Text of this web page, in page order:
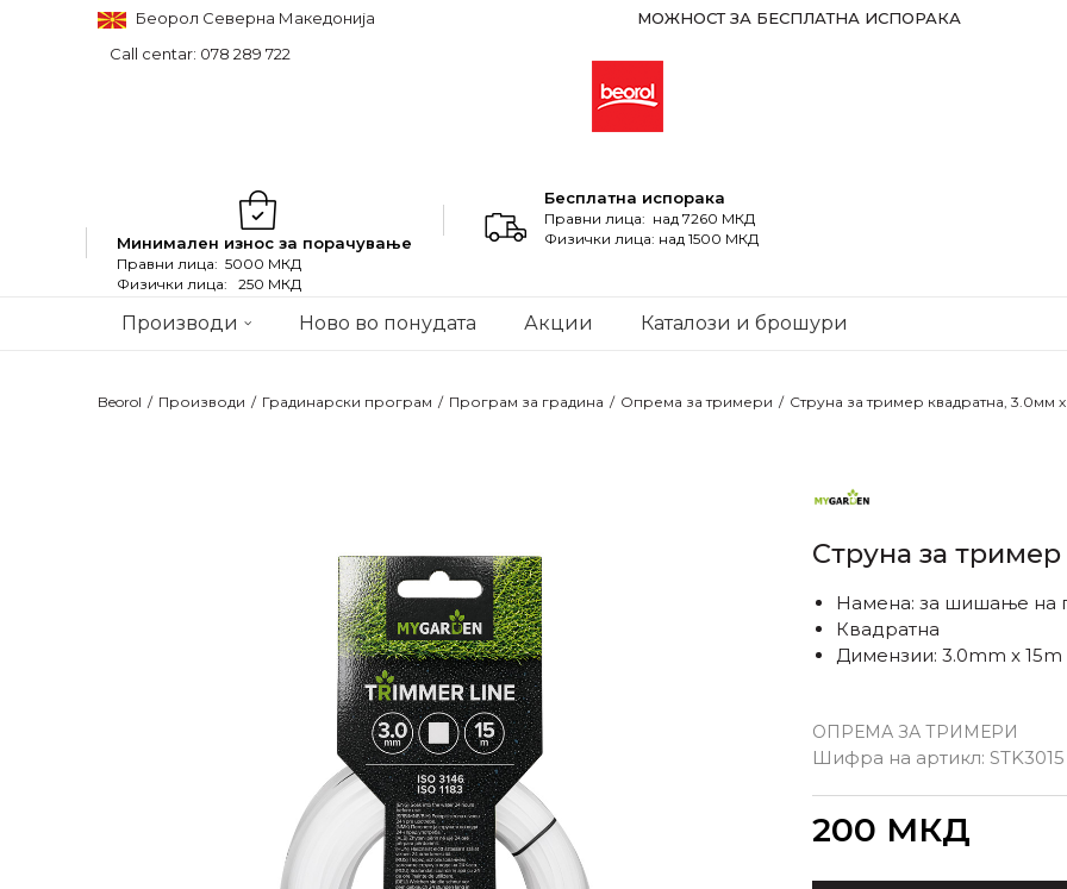
Беорол Северна Македонија
Call centar: 078 289 722
МОЖНОСТ ЗА БЕСПЛАТНА ИСПОРАКА
Минимален износ за порачување
Правни лица: 5000 МКД
Физички лица: 250 МКД
Бесплатна испорака
Правни лица: над 7260 МКД
Физички лица: над 1500 МКД
Производи Ново во понудата Акции Каталози и брошури
Beorol Производи Градинарски програм Програм за градина Опрема за тримери Струна за тример квадратна, 3.0мм x
Струна за
ОПРЕМА ЗА ТРИМЕРИ
Шифра на артикл: STK3015
Намена: за шишање на
Квадратна
Димензии: 3.0mm x 15m
200 МКД